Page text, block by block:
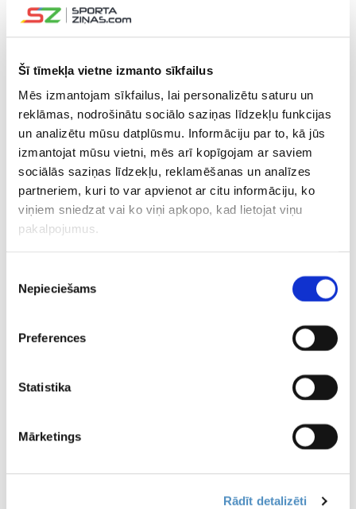
Šī tīmekļa vietne izmanto sīkfailus
Mēs izmantojam sīkfailus, lai personalizētu saturu un
reklāmas, nodrošinātu sociālo saziņas līdzekļu funkcijas
un analizētu mūsu datplūsmu. Informāciju par to, kā jūs
izmantojat mūsu vietni, mēs arī kopīgojam ar saviem
sociālās saziņas līdzekļu, reklamēšanas un analīzes
partneriem, kuri to var apvienot ar citu informāciju, ko
viņiem sniedzat vai ko viņi apkopo, kad lietojat viņu
pakalpojumus.
izvēle
Nepieciešams
Preferences
Statistika
Mārketings
Rādīt detalizēti
atklāj Eiduka.
Gadās arī tā –
Graudiņa/Samoilova
bez cīņas sasniedz
Hamburgas “Elite 16”
Bedrītis/Rinkevičs
nepārvar Hamburgas
“Elite 16” turnīra
Bijušais